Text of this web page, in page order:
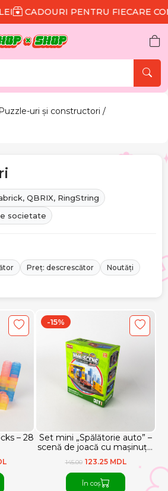
FIECARE COMANDĂ
Puzzle-uri și constructori /
QBRIX, RingString
societate
Preț: descrescător
Noutăți
– 28 Set mini „Spălătorie auto” –
scenă de joacă cu mașinuță,
20,3 × 8,3 cm
-15%
145.00 123.25 MDL
În coș